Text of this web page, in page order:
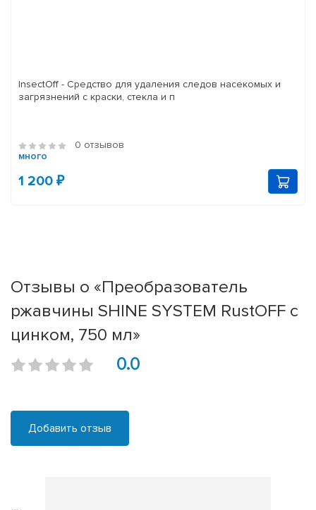
InsectOff - Средство для удаления следов насекомых и
загрязнений с краски, стекла и п
0 отзывов
много
1 200 ₽
Отзывы о «Преобразователь
ржавчины SHINE SYSTEM RustOFF с
цинком, 750 мл»
0.0
Добавить отзыв